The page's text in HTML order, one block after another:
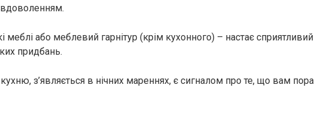
меблі або меблевий гарнітур (крім кухонного) – настає сприятливий
придбань.
з’являється в нічних мареннях, є сигналом про те, що вам пора